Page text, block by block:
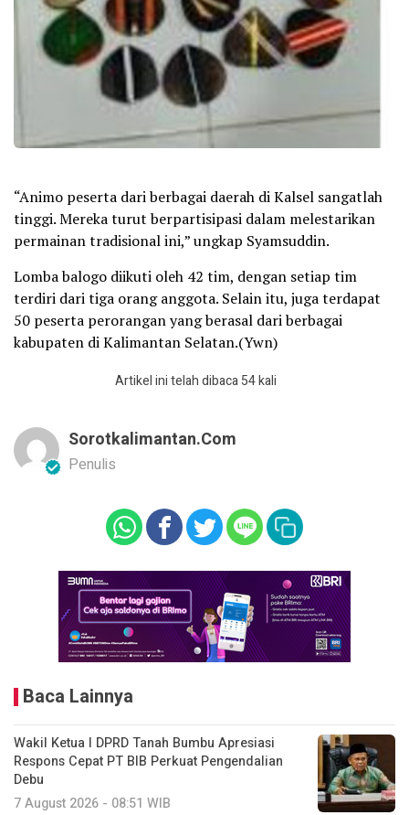
“Animo peserta dari berbagai daerah di Kalsel sangatlah
tinggi. Mereka turut berpartisipasi dalam melestarikan
permainan tradisional ini,” ungkap Syamsuddin.
Lomba balogo diikuti oleh 42 tim, dengan setiap tim
terdiri dari tiga orang anggota. Selain itu, juga terdapat
50 peserta perorangan yang berasal dari berbagai
kabupaten di Kalimantan Selatan.(Ywn)
Artikel ini telah dibaca 54 kali
Sorotkalimantan.com
Penulis
Baca Lainnya
Wakil Ketua I DPRD Tanah Bumbu Apresiasi
Respons Cepat PT BIB Perkuat Pengendalian
Debu
7 August 2026 - 08:51 WIB